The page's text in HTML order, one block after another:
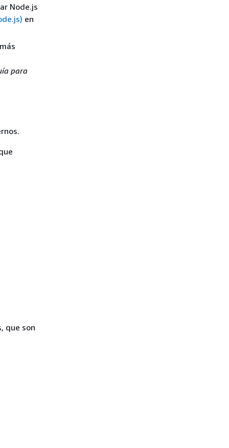
Node.js
en
para
que son